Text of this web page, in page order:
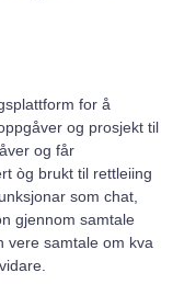
for å
og prosjekt til
og får
òg brukt til rettleiing
som chat,
gjennom samtale
vere samtale om kva